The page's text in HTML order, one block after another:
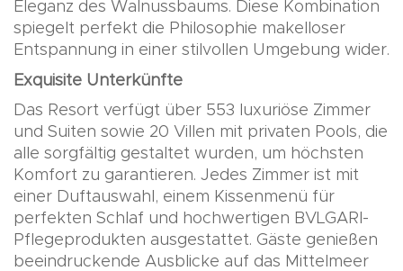
Eleganz des Walnussbaums. Diese Kombination
spiegelt perfekt die Philosophie makelloser
Entspannung in einer stilvollen Umgebung wider.
Exquisite Unterkünfte
Das Resort verfügt über 553 luxuriöse Zimmer
und Suiten sowie 20 Villen mit privaten Pools, die
alle sorgfältig gestaltet wurden, um höchsten
Komfort zu garantieren. Jedes Zimmer ist mit
einer Duftauswahl, einem Kissenmenü für
perfekten Schlaf und hochwertigen BVLGARI-
Pflegeprodukten ausgestattet. Gäste genießen
beeindruckende Ausblicke auf das Mittelmeer